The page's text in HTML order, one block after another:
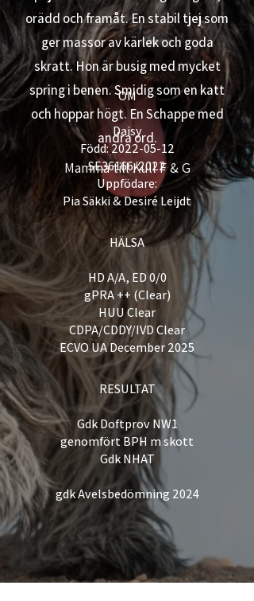
orädd och framåt. En stabil tjej som
ger massor av kärlek och goda
skratt. Hon är busig med mycket
spring i benen. Smidig som en katt
och hoppar högt. En Schappe med
andra ord.​​​​
Mamma till Kull F & G
OM
Daisy
Född: 2022-05-12
SE36166/2022
Uppfödare:
Pia Säkki & Desiré Leijdt
HÄLSA
HD A/A, ED 0/0
gPRA ++ (Clear)
HUU Clear
CDPA/CDDY/IVD Clear
ECVO UA December 2025
RESULTAT
Gdk Doftprov NW1
genomfört BPH m skott
Gdk NHAT
gdk Avelsbedömning 2024